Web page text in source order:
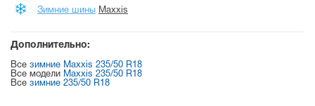
Зимние шины Maxxis
Дополнительно:
Все зимние Maxxis 235/50 R18
Все модели Maxxis 235/50 R18
Все зимние 235/50 R18